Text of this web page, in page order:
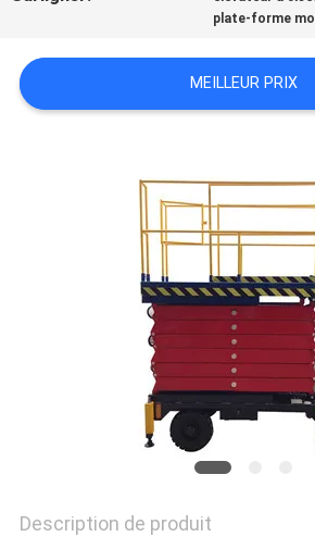
NOUVELLES
DEMANDEZ
UN DEVIS
POLITIQUE
CONFIDENTIALITÉ
plate-forme
MEILLEUR PRIX
Description de produit